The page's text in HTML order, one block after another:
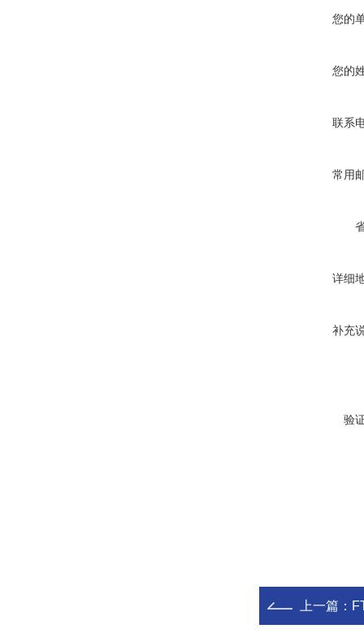
您的
您的
联系
常用
详细
补充
验
上一篇：